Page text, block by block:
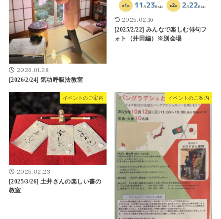
2026.01.28
[2026/2/24] 気功呼吸法教室
2025.02.16
[2025/2/22] みんなで楽しむ俳句フ
ォト（井田編）※別会場
イベントのご案内
2025.02.23
[2025/3/26] 土井さんの楽しい書の
教室
イベントのご案内